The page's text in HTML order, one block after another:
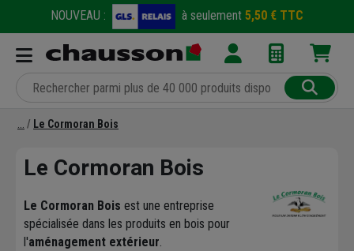
NOUVEAU : à seulement 5,50 € TTC
Le Cormoran Bois
Le Cormoran Bois
Le Cormoran Bois est une entreprise
spécialisée dans les produits en bois pour
l'aménagement extérieur.